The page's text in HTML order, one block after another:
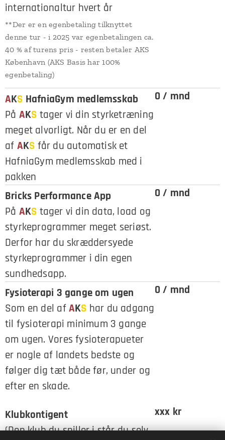
internationaltur hvert år
**Der er en egenbetaling tilknyttet
denne tur - i 2025 var egenbetalingen ca.
40 % af turens pris - resten betaler AKS
København (AKS Basis har 100%
egenbetaling)
AKS HafniaGym medlemsskab
På AKS tager vi din styrketræning
meget alvorligt. Når du er en del
af AKS får du automatisk et
HafniaGym medlemsskab med i
pakken
0 / mnd
Bricks Performance App
På AKS tager vi din data, load og
styrkeprogrammer meget seriøst.
Derfor har du skræddersyede
styrkeprogrammer i din egen
sundhedsapp.
0 / mnd
Fysioterapi 3 gange om ugen
Som en del afAKS har du adgang
til fysioterapi minimum 3 gange
om ugen. Vores fysioterapueter
er nogle af landets bedste og
følger dig tæt både før, under og
efter en skade.
0 / mnd
Klubkontigent
(Den klub du spiller i står du selv
xxx kr